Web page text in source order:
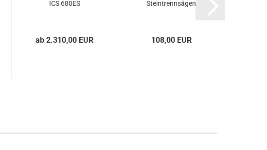
ICS 680ES
ab 2.310,00 EUR
Steintrennsägen
108,00 EUR